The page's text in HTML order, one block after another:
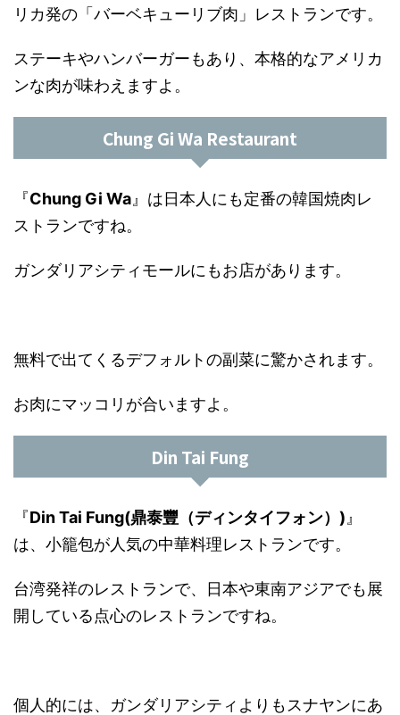
リカ発の「バーベキューリブ肉」レストランです。
ステーキやハンバーガーもあり、本格的なアメリカ
ンな肉が味わえますよ。
Chung Gi Wa Restaurant
『Chung Gi Wa 』は日本人にも定番の韓国焼肉レ
ストランですね。
ガンダリアシティモールにもお店があります。
無料で出てくるデフォルトの副菜に驚かされます。
お肉にマッコリが合いますよ。
Din Tai Fung
『Din Tai Fung(鼎泰豐（ディンタイフォン）) 』
は、小籠包が人気の中華料理レストランです。
台湾発祥のレストランで、日本や東南アジアでも展
開している点心のレストランですね。
個人的には、ガンダリアシティよりもスナヤンにあ